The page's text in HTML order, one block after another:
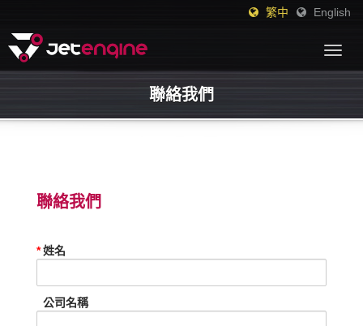
繁中 English
聯絡我們
聯絡我們
姓名
公司名稱